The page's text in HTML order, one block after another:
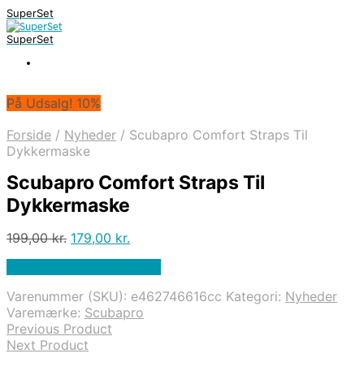
SuperSet
SuperSet
På Udsalg! 10%
Forside / Nyheder / Scubapro Comfort Straps Til
Dykkermaske
Scubapro Comfort Straps Til
Dykkermaske
199,00kr. Den
199,00 kr..
179,00 kr.
179,00 kr..
Varenummer (SKU): e462746616cc Kategori: Nyheder
Varemærke: Scubapro
Previous Product
Next Product